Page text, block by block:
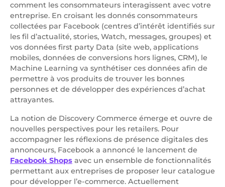
comment les consommateurs interagissent avec votre
entreprise. En croisant les donnés consommateurs
collectées par Facebook (centres d’intérêt identifiés sur
les fil d’actualité, stories, Watch, messages, groupes) et
vos données first party Data (site web, applications
mobiles, données de conversions hors lignes, CRM), le
Machine Learning va synthétiser ces données afin de
permettre à vos produits de trouver les bonnes
personnes et de développer des expériences d’achat
attrayantes.
La notion de Discovery Commerce émerge et ouvre de
nouvelles perspectives pour les retailers. Pour
accompagner les réflexions de présence digitales des
annonceurs, Facebook a annoncé le lancement de
Facebook Shops avec un ensemble de fonctionnalités
permettant aux entreprises de proposer leur catalogue
pour développer l’e-commerce. Actuellement